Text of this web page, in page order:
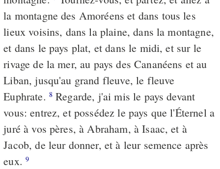
la montagne des Amoréens et dans tous les
lieux voisins, dans la plaine, dans la montagne,
et dans le pays plat, et dans le midi, et sur le
rivage de la mer, au pays des Cananéens et au
Liban, jusqu'au grand fleuve, le fleuve
Euphrate. 8 Regarde, j'ai mis le pays devant
vous: entrez, et possédez le pays que l'Éternel a
juré à vos pères, à Abraham, à Isaac, et à
Jacob, de leur donner, et à leur semence après
eux.9